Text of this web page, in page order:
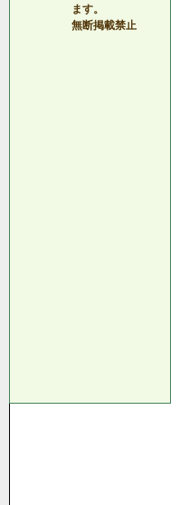
ます。
無断掲載禁止